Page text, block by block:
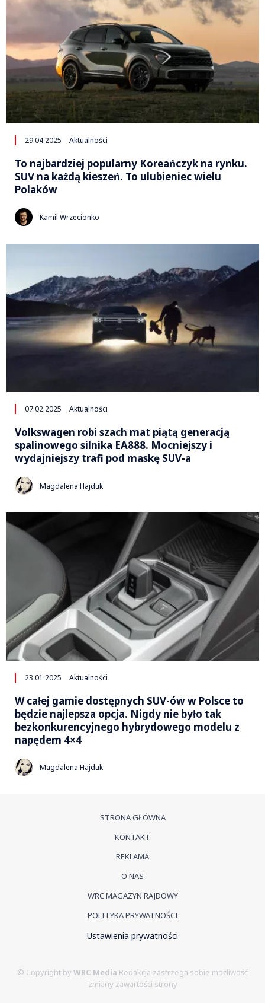
29.04.2025 Aktualności
To najbardziej popularny Koreańczyk na rynku.
SUV na każdą kieszeń. To ulubieniec wielu
Polaków
Kamil Wrzecionko
07.02.2025 Aktualności
Volkswagen robi szach mat piątą generacją
spalinowego silnika EA888. Mocniejszy i
wydajniejszy trafi pod maskę SUV-a
Magdalena Hajduk
23.01.2025 Aktualności
W całej gamie dostępnych SUV-ów w Polsce to
będzie najlepsza opcja. Nigdy nie było tak
bezkonkurencyjnego hybrydowego modelu z
napędem 4×4
Magdalena Hajduk
STRONA GŁÓWNA
KONTAKT
REKLAMA
O NAS
WRC MAGAZYN RAJDOWY
POLITYKA PRYWATNOŚCI
Ustawienia prywatności
© Copyright by WRC Media Redakcja zastrzega sobie możliwość
zmiany zawartości strony